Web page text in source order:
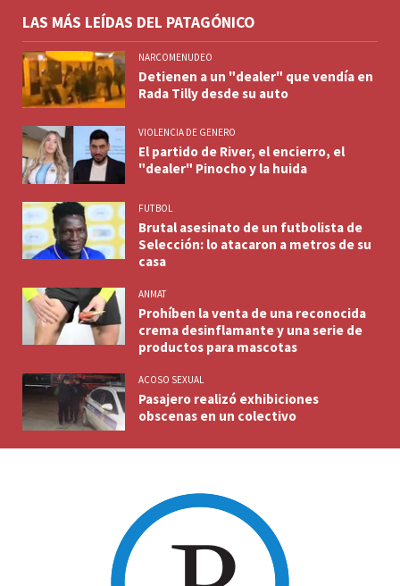
LAS MÁS LEÍDAS DEL PATAGÓNICO
NARCOMENUDEO
Detienen a un "dealer" que vendía en
Rada Tilly desde su auto
VIOLENCIA DE GENERO
El partido de River, el encierro, el
"dealer" Pinocho y la huida
FUTBOL
Brutal asesinato de un futbolista de
Selección: lo atacaron a metros de su
casa
ANMAT
Prohíben la venta de una reconocida
crema desinflamante y una serie de
productos para mascotas
ACOSO SEXUAL
Pasajero realizó exhibiciones
obscenas en un colectivo